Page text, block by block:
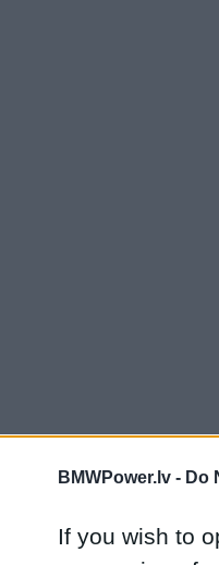
BMWPower.lv - Do
If you wish to